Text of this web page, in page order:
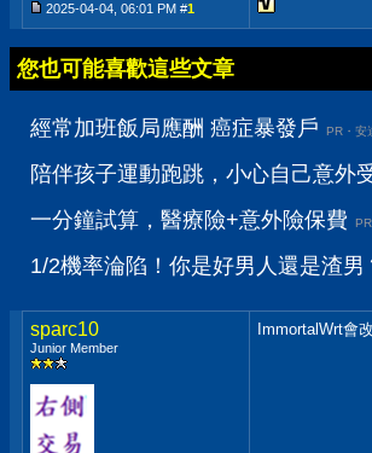
2025-04-04, 06:01 PM #1
您也可能喜歡這些文章
經常加班飯局應酬 癌症暴發戶 PR・安
陪伴孩子運動跑跳，小心自己意外
一分鐘試算，醫療險+意外險保費
1/2機率淪陷！你是好男人還是渣男
sparc10
Junior Member
ImmortalWrt會